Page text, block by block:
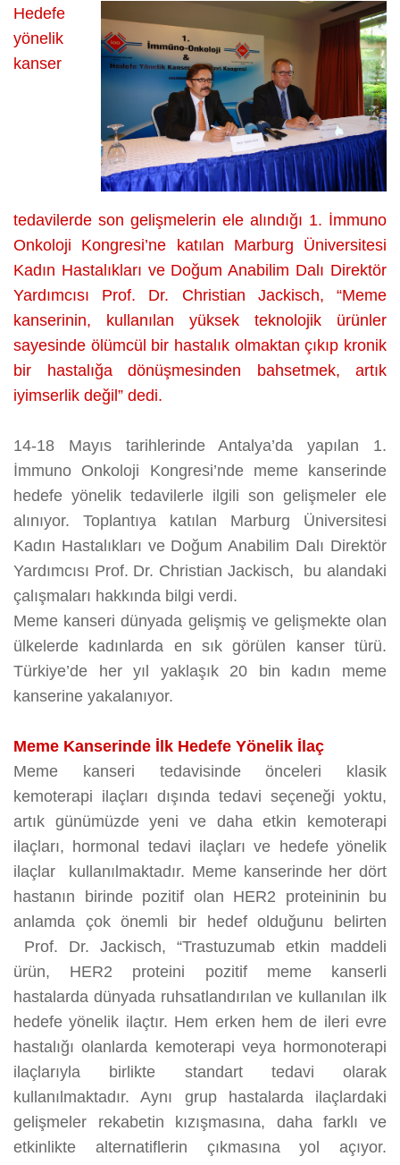
YÖNELİK
İLAÇ
üzerine
Hedefe
yönelik
kanser
tedavilerde son gelişmelerin ele alındığı 1. İmmuno
Onkoloji Kongresi’ne katılan Marburg Üniversitesi
Kadın Hastalıkları ve Doğum Anabilim Dalı Direktör
Yardımcısı Prof. Dr. Christian Jackisch, “Meme
kanserinin, kullanılan yüksek teknolojik ürünler
sayesinde ölümcül bir hastalık olmaktan çıkıp kronik
bir hastalığa dönüşmesinden bahsetmek, artık
iyimserlik değil” dedi.
14-18 Mayıs tarihlerinde Antalya’da yapılan 1.
İmmuno Onkoloji Kongresi’nde meme kanserinde
hedefe yönelik tedavilerle ilgili son gelişmeler ele
alınıyor. Toplantıya katılan Marburg Üniversitesi
Kadın Hastalıkları ve Doğum Anabilim Dalı Direktör
Yardımcısı Prof. Dr. Christian Jackisch, bu alandaki
çalışmaları hakkında bilgi verdi.
Meme kanseri dünyada gelişmiş ve gelişmekte olan
ülkelerde kadınlarda en sık görülen kanser türü.
Türkiye’de her yıl yaklaşık 20 bin kadın meme
kanserine yakalanıyor.
Meme Kanserinde İlk Hedefe Yönelik İlaç
Meme kanseri tedavisinde önceleri klasik
kemoterapi ilaçları dışında tedavi seçeneği yoktu,
artık günümüzde yeni ve daha etkin kemoterapi
ilaçları, hormonal tedavi ilaçları ve hedefe yönelik
ilaçlar kullanılmaktadır. Meme kanserinde her dört
hastanın birinde pozitif olan HER2 proteininin bu
anlamda çok önemli bir hedef olduğunu belirten
Prof. Dr. Jackisch, “Trastuzumab etkin maddeli
ürün, HER2 proteini pozitif meme kanserli
hastalarda dünyada ruhsatlandırılan ve kullanılan ilk
hedefe yönelik ilaçtır. Hem erken hem de ileri evre
hastalığı olanlarda kemoterapi veya hormonoterapi
ilaçlarıyla birlikte standart tedavi olarak
kullanılmaktadır. Aynı grup hastalarda ilaçlardaki
gelişmeler rekabetin kızışmasına, daha farklı ve
etkinlikte alternatiflerin çıkmasına yol açıyor.